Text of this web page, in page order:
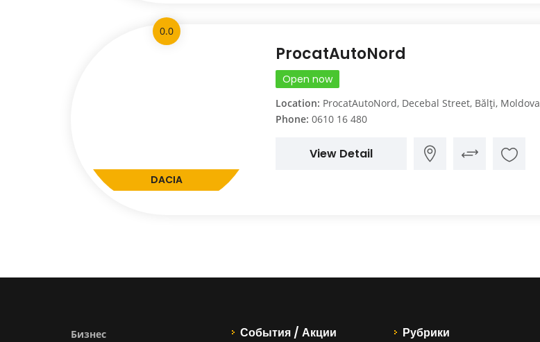
DACIA
0.0
ProcatAutoNord
Open now
Location: ProcatAutoNord, Decebal Street, Bălți, Moldova
Phone: 0610 16 480
View Detail
Бизнес
События / Акции Рубрики